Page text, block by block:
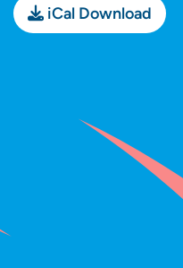
iCal Download